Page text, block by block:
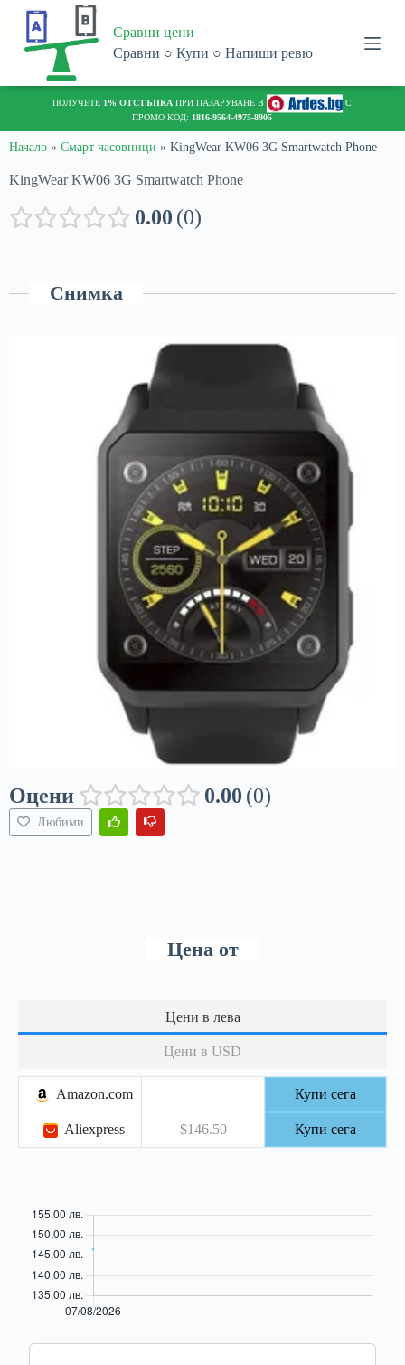
o
n
e
t
Сравни цени
Сравни ○ Купи ○ Напиши ревю
ПОЛУЧЕТЕ 1% ОТСТЪПКА ПРИ ПАЗАРУВАНЕ В
С
ПРОМО КОД: 1816-9564-4975-8905
Начало » Смарт часовници » KingWear KW06 3G Smartwatch Phone
KingWear KW06 3G Smartwatch Phone
0.00 0
Снимка
Оцени 0.00 0
Любими
Цена от
Цени в лева
Цени в USD
Amazon.com Купи сега
Aliexpress $146.50 Купи сега